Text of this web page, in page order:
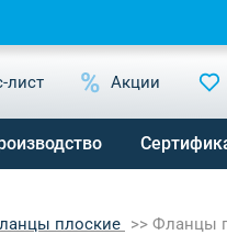
лист Акции
плоские Фланцы